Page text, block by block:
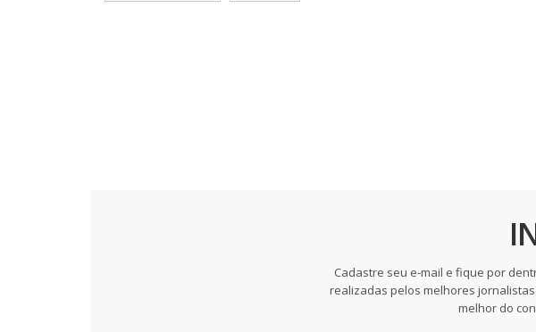
Cadastre seu e-mail e fique por
realizadas pelos melhores
melhor do